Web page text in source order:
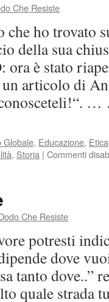
Che Resiste
ho trovato
della sua
è stato
articolo di
Globale, Educazione, Etica
, Storia | Commenti
Che Resiste
potresti
dove
tanto dove..”
quale strada